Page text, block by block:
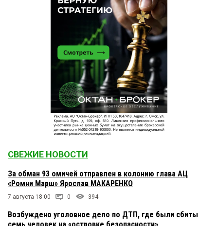
СВЕЖИЕ НОВОСТИ
За обман 93 омичей отправлен в колонию глава АЦ
«Ромни Марш» Ярослав МАКАРЕНКО
7 августа 18:00 0 394
Возбуждено уголовное дело по ДТП, где были сбиты